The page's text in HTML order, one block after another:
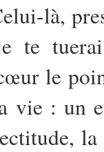
là,
tuerai
le
vie : un